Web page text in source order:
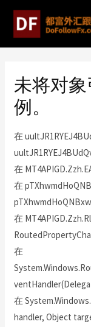
未将对
例。
在
在
在
在
在
在
handler, Object